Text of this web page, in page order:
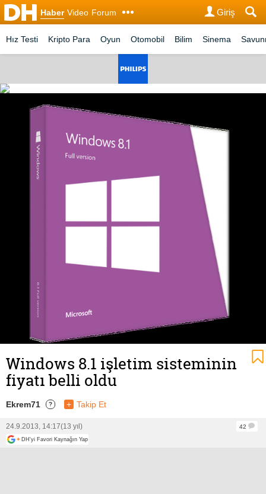
Haber Video Forum Giriş
Hız Testi Kripto Para Oyun Otomobil Bilim Sinema
Windows 8.1 işletim sisteminin
fiyatı belli oldu
Ekrem71 ? + Takip Et
24.9.2013, 14:17(13 yıl)
42
+ DH'yi Favori Kaynağın Yap